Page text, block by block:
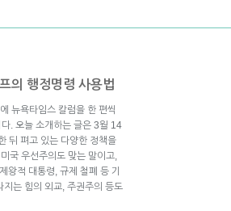
의 행정명령 사용법
뉴욕타임스 칼럼을 한 편씩
. 오늘 소개하는 글은 3월 14
뒤 펴고 있는 다양한 정책을
국 우선주의도 맞는 말이고,
왕적 대통령, 규제 철폐 등 기
는 힘의 외교, 주권주의 등도